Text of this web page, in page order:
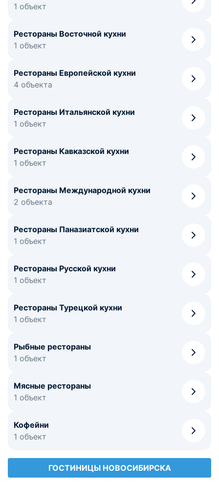
1 объект
Рестораны Восточной кухни
1 объект
Рестораны Европейской кухни
4 объекта
Рестораны Итальянской кухни
1 объект
Рестораны Кавказской кухни
1 объект
Рестораны Международной кухни
2 объекта
Рестораны Паназиатской кухни
1 объект
Рестораны Русской кухни
1 объект
Рестораны Турецкой кухни
1 объект
Рыбные рестораны
1 объект
Мясные рестораны
1 объект
Кофейни
1 объект
ГОСТИНИЦЫ НОВОСИБИРСКА